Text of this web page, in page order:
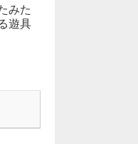
みた
遊具